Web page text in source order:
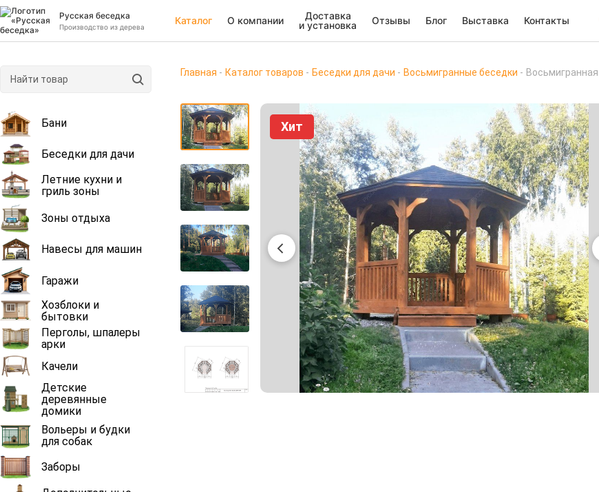
Русская беседка
Производство из дерева
Каталог О компании
Доставка
и установка
Отзывы Блог Выставка Контакты
Бани
Беседки для дачи
Летние кухни и
гриль зоны
Зоны отдыха
Навесы для машин
Гаражи
Хозблоки и
бытовки
Перголы, шпалеры
арки
Качели
Детские
деревянные
домики
Вольеры и будки
для собак
Заборы
Главная Каталог товаров Беседки для дачи Восьмигранные беседки
Хит